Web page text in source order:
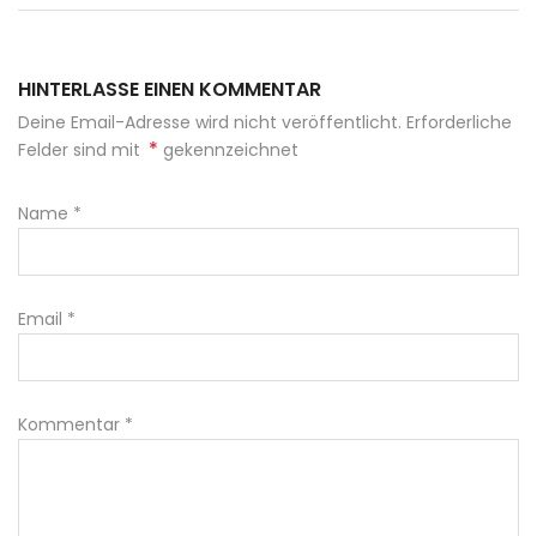
HINTERLASSE EINEN KOMMENTAR
Deine Email-Adresse wird nicht veröffentlicht. Erforderliche
Felder sind mit * gekennzeichnet
Name *
Email *
Kommentar *